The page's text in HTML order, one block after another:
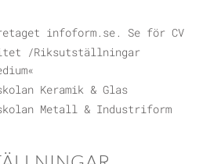
infoform.se. Se för CV
/Riksutställningar
Keramik & Glas
Metall & Industriform